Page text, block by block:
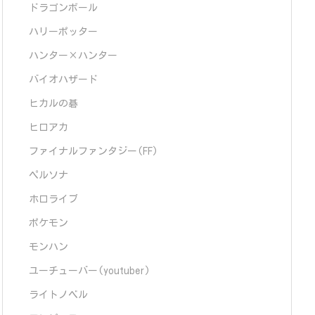
ドラゴンボール
ハリーポッター
ハンター×ハンター
バイオハザード
ヒカルの碁
ヒロアカ
ファイナルファンタジー(FF)
ペルソナ
ホロライブ
ポケモン
モンハン
ユーチューバー(youtuber)
ライトノベル